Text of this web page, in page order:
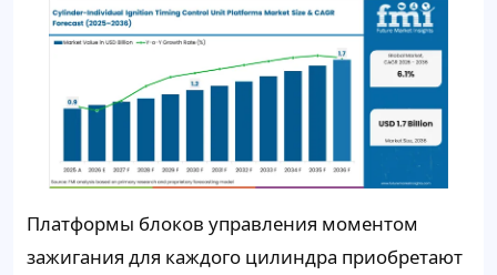
Платформы блоков управления моментом
зажигания для каждого цилиндра приобретают